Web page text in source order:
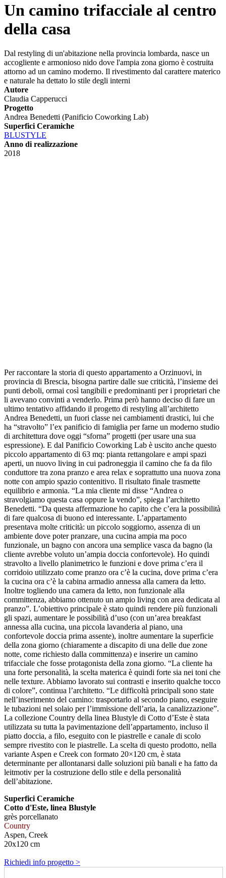
Un camino trifacciale al centro
della casa
Dal restyling di un'abitazione nella provincia lombarda, nasce un
accogliente e armonioso nido dove l'ampia zona giorno è costruita
attorno ad un camino moderno. Il rivestimento dal carattere materico
e naturale ha dettato lo stile degli interni
Autore
Claudia Capperucci
Progetto
Andrea Benedetti (Panificio Coworking Lab)
Superfici Ceramiche
BLUSTYLE
Anno di realizzazione
2018
Per raccontare la storia di questo appartamento a Orzinuovi, in
provincia di Brescia, bisogna partire dalle sue criticità, l’insieme dei
punti deboli, ormai così tangibili e predominanti per i proprietari che
li avevano convinti a venderlo. Prima però hanno deciso di fare un
ultimo tentativo affidando il progetto di restyling all’architetto
Andrea Benedetti, un fuori classe nei cambiamenti drastici, lui che
ha “stravolto” l’ex panificio di famiglia per farne un moderno studio
di architettura dove oggi “sforna” progetti (per usare una sua
espressione). E dal Panificio Coworking Lab è uscito anche questo
piccolo appartamento di 63 mq: pianta rettangolare e ampi spazi
aperti, un nuovo living in cui padroneggia il camino che fa da filo
conduttore tra zona pranzo e area relax e soprattutto una nuova zona
notte con ampio spazio contenitivo. Il risultato finale trasmette
equilibrio e armonia. “La mia cliente mi disse “Andrea o
stravolgiamo questa casa oppure la vendo”, spiega l’architetto
Benedetti. “Da questa affermazione ho capito che c’era la possibilità
di fare qualcosa di buono ed interessante. L’appartamento
presentava molte criticità: un piccolo soggiorno, assenza di un
ambiente dove poter pranzare, una cucina ampia ma poco
funzionale, un bagno con ancora una semplice vasca da bagno (la
cliente avrebbe voluto un’ampia doccia confortevole). Ho quindi
stravolto a livello planimetrico le funzioni e dove prima c’era il
corridoio utilizzato come pranzo ora c’è la cucina, dove prima c’era
la cucina ora c’è la cabina armadio annessa alla camera da letto.
Inoltre togliendo una camera da letto, non funzionale alla
committenza, abbiamo ottenuto un ampio living con area dedicata al
pranzo”. L’obiettivo principale è stato quindi rendere più funzionali
gli spazi, aumentare le possibilità d’uso (con un’area breakfast
annessa alla cucina, una piccola lavanderia al piano, una
confortevole doccia prima assente), inoltre aumentare la superficie
della zona giorno (chiaramente a discapito di una delle due zone
notte, come richiesto dalla committenza) e inserire un camino
trifacciale che fosse protagonista della zona giorno. “La cliente ha
una forte personalità, la scelta materica è quindi forte sia nei toni che
nelle texture. Abbiamo lavorato sui contrasti e inserito qualche tocco
di colore”, continua l’architetto. “Le difficoltà principali sono state
nell’inserimento del camino: trasportarlo al secondo piano, eseguire
le tubazioni nel solaio per l’immissione dell’aria, la canalizzazione”.
La collezione Country della linea Blustyle di Cotto d’Este è stata
utilizzata su tutta la pavimentazione dell’appartamento, incluso il
piatto doccia, a filo, eseguito con le piastrelle e canale di scolo
sempre rivestito con le piastrelle. La scelta di questo prodotto, nella
variante Aspen e Creek con formato 20×120 cm, è stata
determinante per allontanarsi dalle soluzioni più banali e ha fatto da
leitmotiv per la costruzione dello stile e della personalità
dell’abitazione.
Superfici Ceramiche
Cotto d'Este, linea Blustyle
grès porcellanato
Country
Aspen, Creek
20x120 cm
Richiedi info progetto >